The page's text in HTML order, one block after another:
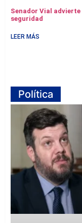
Senador Vial advierte
seguridad
LEER MÁS
Política